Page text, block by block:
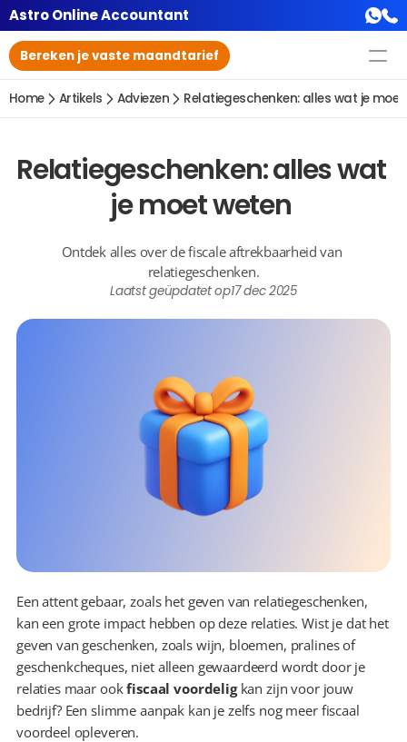
Astro Online Accountant
Bereken je vaste maandtarief
Home Artikels Adviezen Relatiegeschenken: alles wat je
Relatiegeschenken: alles wat
je moet weten
Ontdek alles over de fiscale aftrekbaarheid van
relatiegeschenken.
Laatst geüpdatet op17 dec 2025
Een attent gebaar, zoals het geven van relatiegeschenken,
kan een grote impact hebben op deze relaties. Wist je dat het
geven van geschenken, zoals wijn, bloemen, pralines of
geschenkcheques, niet alleen gewaardeerd wordt door je
relaties maar ook fiscaal voordelig kan zijn voor jouw
bedrijf? Een slimme aanpak kan je zelfs nog meer fiscaal
voordeel opleveren.